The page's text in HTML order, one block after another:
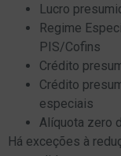
Lucro
Regime
PIS/Cofins
Crédito
Crédito
especiais
Alíquota zero
Há exceções à